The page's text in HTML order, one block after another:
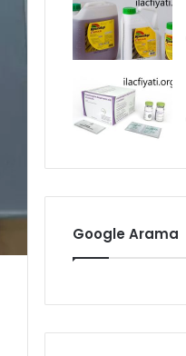
Google Arama